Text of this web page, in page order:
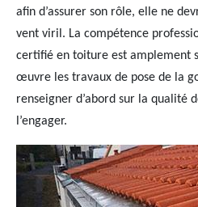
afin d’assurer son rôle, elle ne
vent viril. La compétence
certifié en toiture est amplement
œuvre les travaux de pose de la
renseigner d’abord sur la qualité
l’engager.